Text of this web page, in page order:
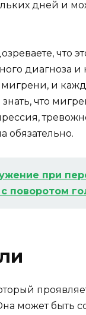
дней и
что
диагноза
мигрени, и
что
обязательно.
при
поворотом
может быть